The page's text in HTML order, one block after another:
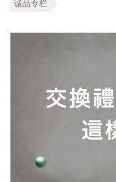
诚品专栏